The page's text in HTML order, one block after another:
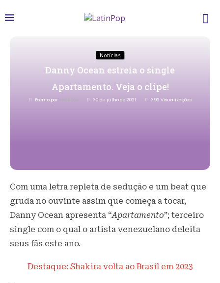
Notícias
Danny Ocean estreia o single
Apartamento. Veja o clipe!
Escrito por Redacao 30 de julho de 2021 392 Visualizações
Com uma letra repleta de sedução e um beat que
gruda no ouvinte assim que começa a tocar,
Danny Ocean apresenta “Apartamento”; terceiro
single com o qual o artista venezuelano deleita
seus fãs este ano.
Destaque: Shakira volta ao Brasil em 2023